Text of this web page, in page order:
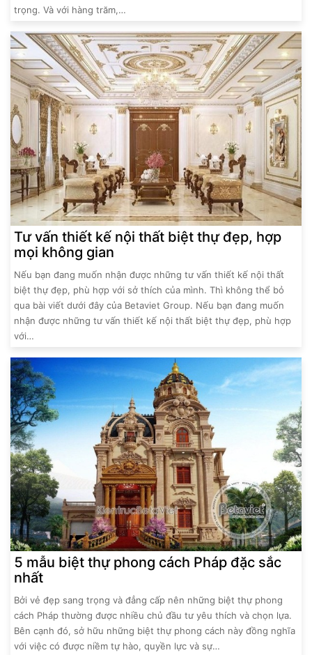
trọng. Và với hàng trăm,…
Tư vấn thiết kế nội thất biệt thự đẹp, hợp
mọi không gian
Nếu bạn đang muốn nhận được những tư vấn thiết kế nội thất
biệt thự đẹp, phù hợp với sở thích của mình. Thì không thể bỏ
qua bài viết dưới đây của Betaviet Group. Nếu bạn đang muốn
nhận được những tư vấn thiết kế nội thất biệt thự đẹp, phù hợp
với…
5 mẫu biệt thự phong cách Pháp đặc sắc
nhất
Bởi vẻ đẹp sang trọng và đẳng cấp nên những biệt thự phong
cách Pháp thường được nhiều chủ đầu tư yêu thích và chọn lựa.
Bên cạnh đó, sở hữu những biệt thự phong cách này đồng nghĩa
với việc có được niềm tự hào, quyền lực và sự…